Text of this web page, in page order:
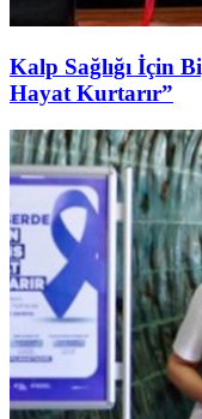
Kalp Sağlığı İçin
Hayat Kurtarır”